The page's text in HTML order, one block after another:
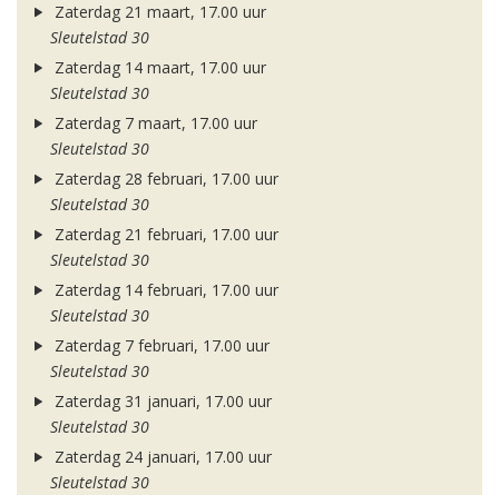
Zaterdag 21 maart, 17.00 uur
Sleutelstad 30
Zaterdag 14 maart, 17.00 uur
Sleutelstad 30
Zaterdag 7 maart, 17.00 uur
Sleutelstad 30
Zaterdag 28 februari, 17.00 uur
Sleutelstad 30
Zaterdag 21 februari, 17.00 uur
Sleutelstad 30
Zaterdag 14 februari, 17.00 uur
Sleutelstad 30
Zaterdag 7 februari, 17.00 uur
Sleutelstad 30
Zaterdag 31 januari, 17.00 uur
Sleutelstad 30
Zaterdag 24 januari, 17.00 uur
Sleutelstad 30